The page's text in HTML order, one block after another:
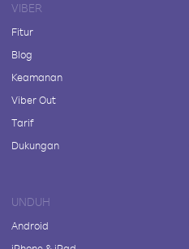
VIBER
Fitur
Blog
Keamanan
Viber Out
Tarif
Dukungan
UNDUH
Android